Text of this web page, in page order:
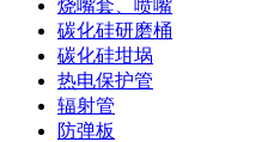
烧嘴套、喷嘴
碳化硅研磨桶
碳化硅坩埚
热电保护管
辐射管
防弹板